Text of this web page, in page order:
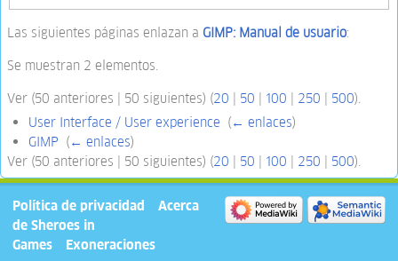
Las siguientes páginas enlazan a GIMP: Manual de usuario:
Se muestran 2 elementos.
Ver (50 anteriores | 50 siguientes) (20 50 100 250 500).
User Interface / User experience (← enlaces)
GIMP (← enlaces)
Ver (50 anteriores | 50 siguientes) (20 | 50 | 100 | 250 | 500).
Política de privacidad
Acerca
de Sheroes in
Games
Exoneraciones